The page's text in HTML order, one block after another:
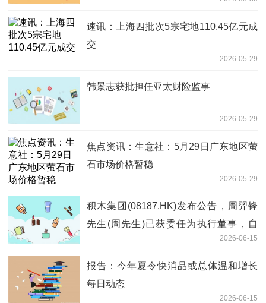
速讯：上海四批次5宗宅地110.45亿元成
交
2026-05-29
韩景志获批担任亚太财险监事
2026-05-29
焦点资讯：生意社：5月29日广东地区萤
石市场价格暂稳
2026-05-29
积木集团(08187.HK)发布公告，周羿锋
先生(周先生)已获委任为执行董事，自
2026-06-15
报告：今年夏令快消品或总体温和增长
每日动态
2026-06-15